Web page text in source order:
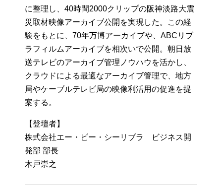
に整理し、40時間2000クリップの阪神淡路大震
災取材映像アーカイブ公開を実現した。この経
験をもとに、70年万博アーカイブや、ABCリブ
ラフィルムアーカイブを相次いで公開。朝日放
送テレビのアーカイブ管理ノウハウを活かし、
クラウドによる最適なアーカイブ管理で、地方
局やケーブルテレビ局の映像利活用の促進を提
案する。
【登壇者】
株式会社エー・ビー・シーリブラ ビジネス開
発部 部長
木戸崇之